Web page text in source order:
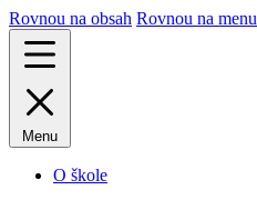
Rovnou na obsah Rovnou na menu
Menu
O škole